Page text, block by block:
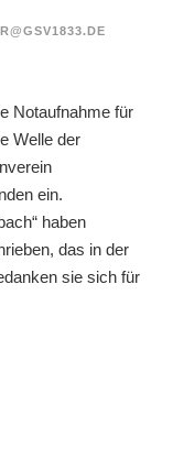
Notaufnahme für
Welle der
ein.
haben
das in der
sie sich für